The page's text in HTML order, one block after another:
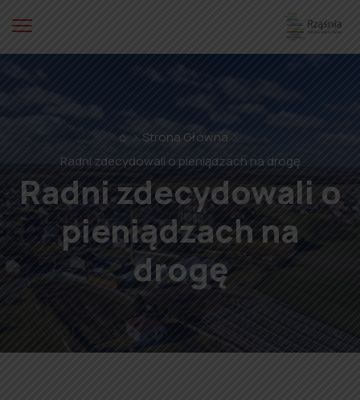
⌂
Strona Główna
Radni zdecydowali o pieniądzach na drogę
Radni zdecydowali o
pieniądzach na
drogę